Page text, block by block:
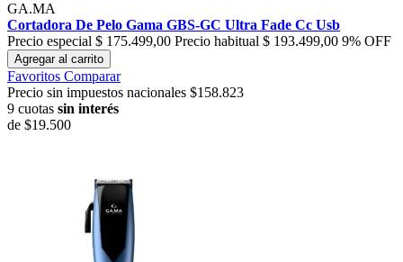
GA.MA
Cortadora De Pelo Gama GBS-GC Ultra Fade Cc Usb
Precio especial $ 175.499,00 Precio habitual $ 193.499,00 9% OFF
Agregar al carrito
Favoritos Comparar
Precio sin impuestos nacionales $158.823
9 cuotas sin interés
de $19.500